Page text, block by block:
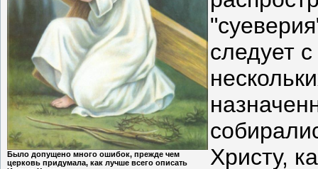
Было допущено много ошибок, прежде чем
церковь придумала, как лучше всего описать
следует
Христу,